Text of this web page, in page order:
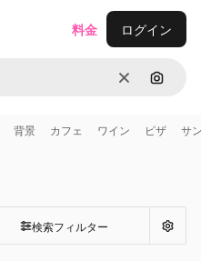
消去 画像で
料金 ログイン
背景 カフェ ワイン ピザ サ
検索フィルター